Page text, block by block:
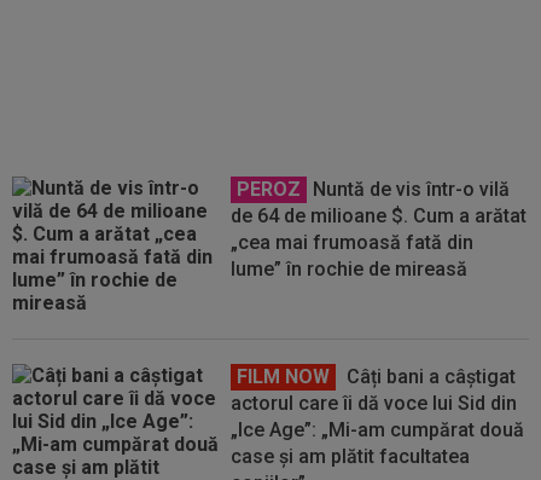
PEROZ
Nuntă de vis într-o vilă
de 64 de milioane $. Cum a arătat
„cea mai frumoasă fată din
lume” în rochie de mireasă
FILM NOW
Câți bani a câștigat
actorul care îi dă voce lui Sid din
„Ice Age”: „Mi-am cumpărat două
case și am plătit facultatea